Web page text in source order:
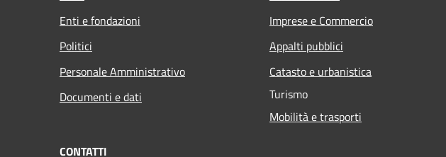
Enti e fondazioni
Politici
Personale Amministrativo
Documenti e dati
Imprese e Commercio
Appalti pubblici
Catasto e urbanistica
Turismo
Mobilità e trasporti
CONTATTI